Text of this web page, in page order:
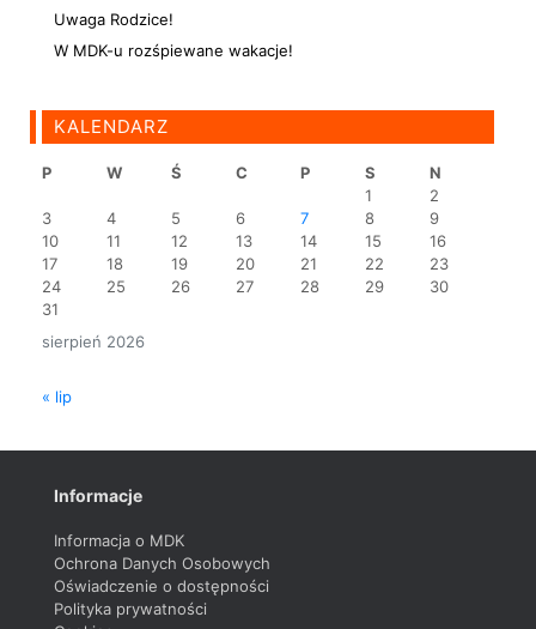
Uwaga Rodzice!
W MDK-u rozśpiewane wakacje!
KALENDARZ
sierpień 2026
P W Ś C P S
N
1
2
3
4 5 6 7 8
9
10
11 12 13 14 15
16
17
18 19 20 21 22
23
24
25 26 27 28 29
30
31
« lip
Informacje
Informacja o MDK
Ochrona Danych Osobowych
Oświadczenie o dostępności
Polityka prywatności